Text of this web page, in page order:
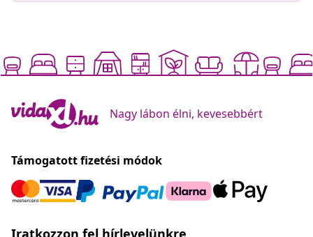
Nagy lábon élni, kevesebbért
Támogatott fizetési módok
Iratkozzon fel hírlevelünkre